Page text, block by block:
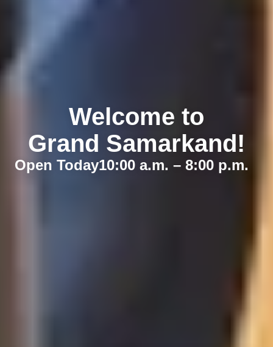
Welcome to
Grand Samarkand!
Open Today10:00 a.m. – 8:00 p.m.